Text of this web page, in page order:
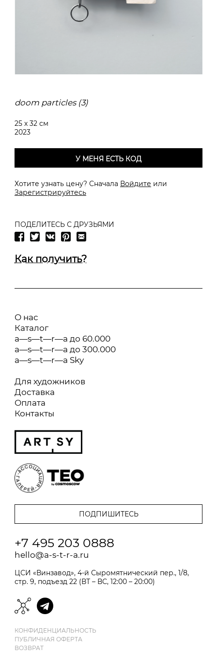
doom particles (3)
25 х 32 см
2023
У МЕНЯ ЕСТЬ КОД
Хотите узнать цену? Сначала Войдите или
Зарегистрируйтесь
ПОДЕЛИТЕСЬ С ДРУЗЬЯМИ
Как получить?
О нас
Каталог
a—s—t—r—a до 60.000
a—s—t—r—a до 300.000
a—s—t—r—a Sky
Для художников
Доставка
Оплата
Контакты
+7 495 203 0888
hello@a-s-t-r-a.ru
ЦСИ «Винзавод», 4-й Сыромятнический пер., 1/8,
стр. 9, подъезд 22 (ВТ – ВС, 12:00 – 20:00)
КОНФИДЕНЦИАЛЬНОСТЬ
ПУБЛИЧНАЯ ОФЕРТА
ВОЗВРАТ